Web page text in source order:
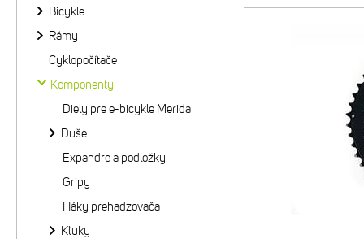
Bicykle
Rámy
Cyklopočítače
Komponenty
Diely pre e-bicykle Merida
Duše
Expandre a podložky
Gripy
Háky prehadzovača
Kľuky